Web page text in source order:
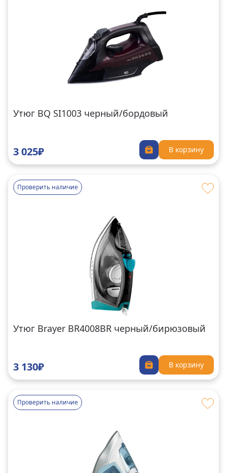
Утюг BQ SI1003 черный/бордовый
3 025₽ В корзину
Проверить наличие
Утюг Brayer BR4008BR черный/бирюзовый
3 130₽ В корзину
Проверить наличие